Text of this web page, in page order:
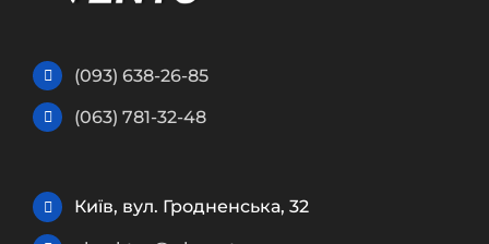
(093) 638-26-85
(063) 781-32-48
Київ, вул. Гродненська, 32